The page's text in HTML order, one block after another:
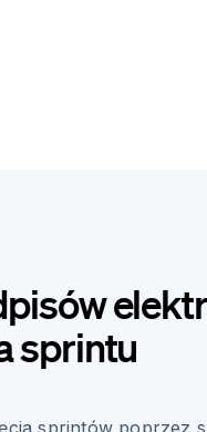
sprintu
sprintów poprzez